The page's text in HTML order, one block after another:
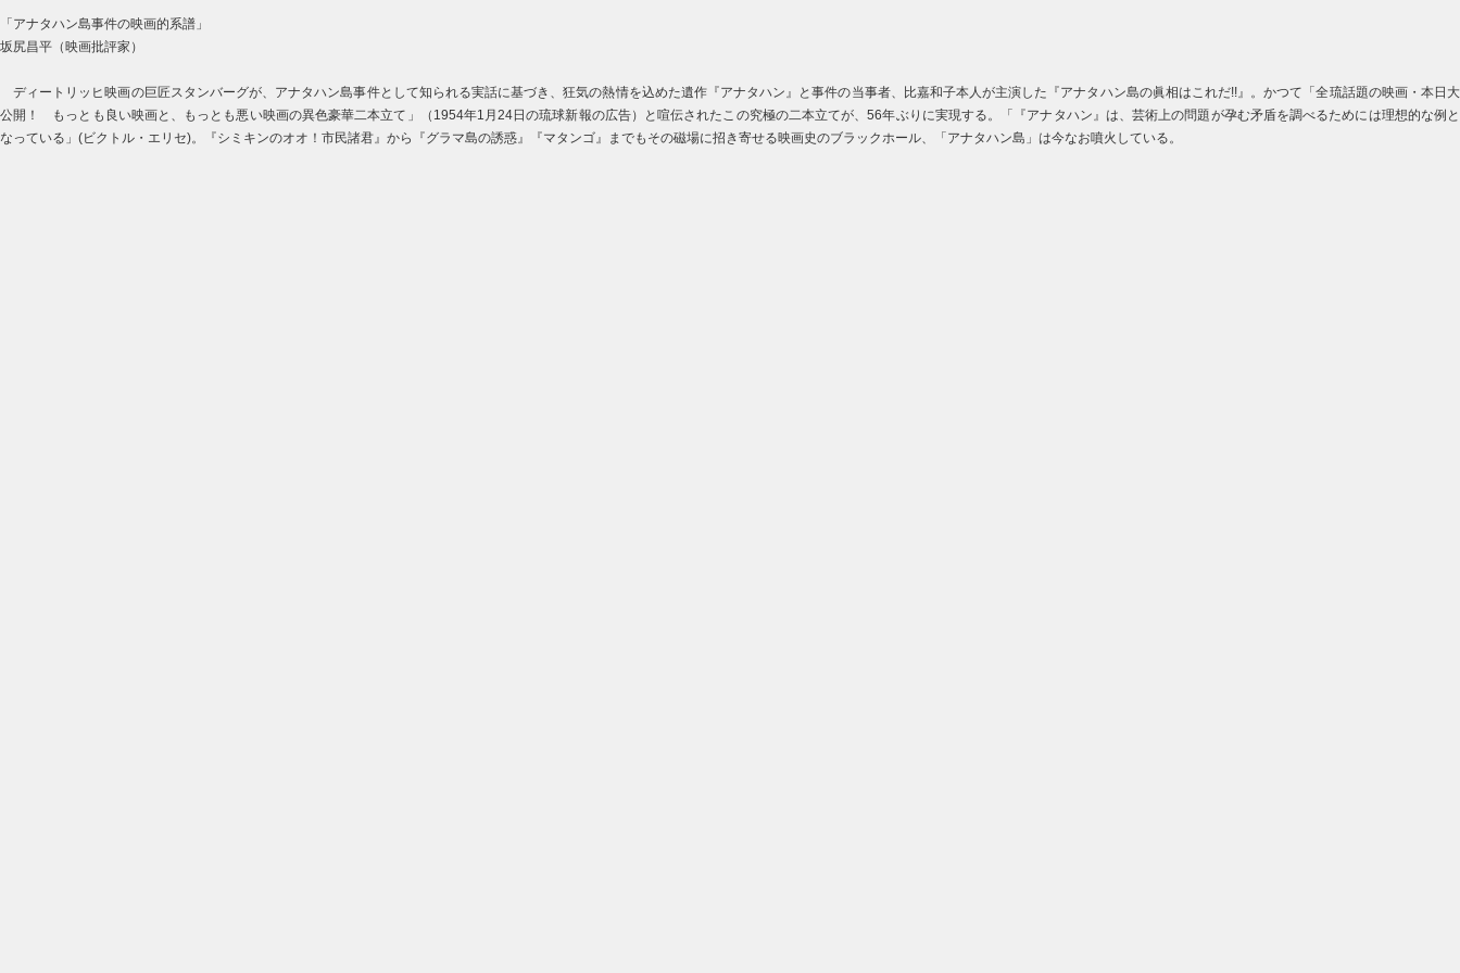
「アナタハン島事件の映画的系譜」
坂尻昌平（映画批評家）
ディートリッヒ映画の巨匠スタンバーグが、アナタハン島事件として知られる実話に基づき、狂気の熱情を込めた遺作『アナタハン』と事件の当事者、比嘉和子本人が主演した『アナタハン島の眞相はこれだ!!』。かつて「全琉話題の映画・本日大
公開！ もっとも良い映画と、もっとも悪い映画の異色豪華二本立て」（1954年1月24日の琉球新報の広告）と喧伝されたこの究極の二本立てが、56年ぶりに実現する。「『アナタハン』は、芸術上の問題が孕む矛盾を調べるためには理想的な例と
なっている」(ビクトル・エリセ)。『シミキンのオオ！市民諸君』から『グラマ島の誘惑』『マタンゴ』までもその磁場に招き寄せる映画史のブラックホール、「アナタハン島」は今なお噴火している。